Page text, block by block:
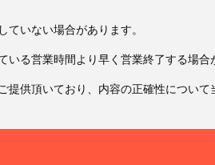
いない場合があります。
る営業時間より早く営業終了する場合
供頂いており、内容の正確性について